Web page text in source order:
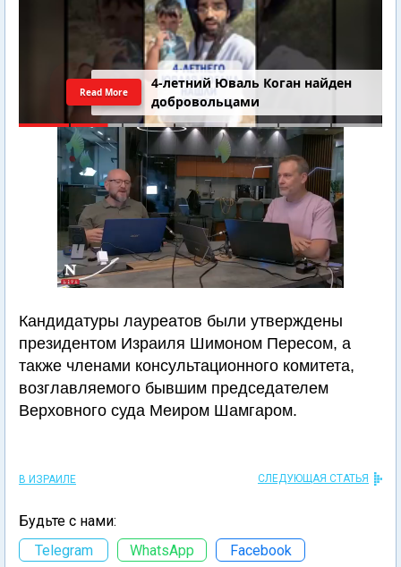
4-летний Юваль Коган найден
добровольцами
Read More
Кандидатуры лауреатов были утверждены
президентом Израиля Шимоном Пересом, а
также членами консультационного комитета,
возглавляемого бывшим председателем
Верховного суда Меиром Шамгаром.
В ИЗРАИЛЕ СЛЕДУЮЩАЯ СТАТЬЯ
Будьте с нами:
Telegram
WhatsApp Facebook